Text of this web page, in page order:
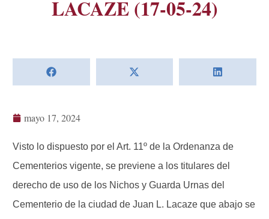
LACAZE (17-05-24)
mayo 17, 2024
Visto lo dispuesto por el Art. 11º de la Ordenanza de
Cementerios vigente, se previene a los titulares del
derecho de uso de los Nichos y Guarda Urnas del
Cementerio de la ciudad de Juan L. Lacaze que abajo se